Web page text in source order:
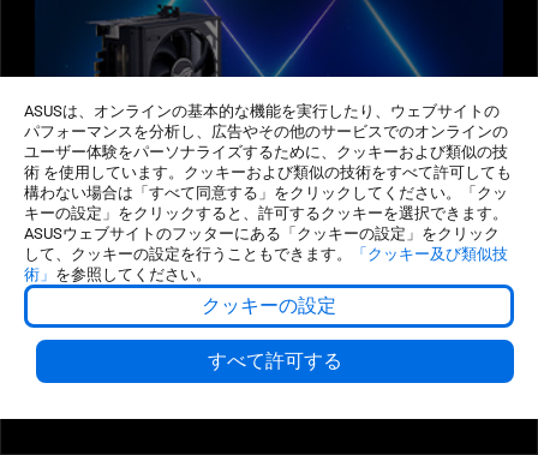
ASUSは、オンラインの基本的な機能を実行したり、ウェブサイトの
パフォーマンスを分析し、広告やその他のサービスでのオンラインの
ユーザー体験をパーソナライズするために、クッキーおよび類似の技
術 を使用しています。クッキーおよび類似の技術をすべて許可しても
構わない場合は「すべて同意する」をクリックしてください。「クッ
キーの設定」をクリックすると、許可するクッキーを選択できます。
ASUSウェブサイトのフッターにある「クッキーの設定」をクリック
して、クッキーの設定を行うこともできます。
「クッキー及び類似技
術」 を参照してください。
クッキーの設定
すべて許可する